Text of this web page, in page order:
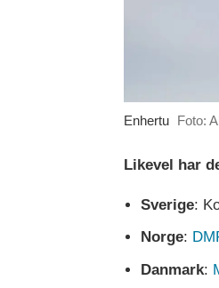
Enhertu Foto:
Likevel har
Sverige:
Norge:
Danmark: